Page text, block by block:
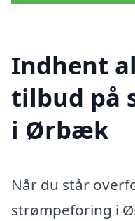
Indhent
tilbud på
i Ørbæk
Når du står
strømpeforing i